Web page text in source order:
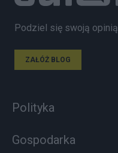
Podziel się swoją opinią
ZAŁÓŻ BLOG
Polityka
Gospodarka